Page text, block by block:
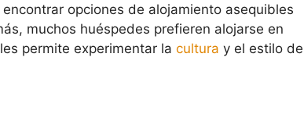
opciones de alojamiento asequibles
muchos huéspedes prefieren alojarse en
permite experimentar la cultura y el estilo de